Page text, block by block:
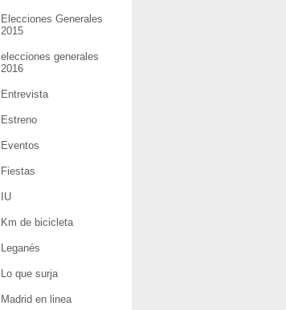
Elecciones Generales
2015
elecciones generales
2016
Entrevista
Estreno
Eventos
Fiestas
IU
Km de bicicleta
Leganés
Lo que surja
Madrid en linea